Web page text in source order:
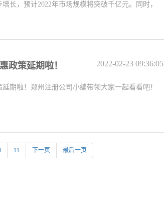
长，预计2022年市场规模将突破千亿元。同时，
政策延期啦！ 2022-02-23 09:36:05
期啦！郑州注册公司小编带领大家一起看看吧！
11 下一页 最后一页